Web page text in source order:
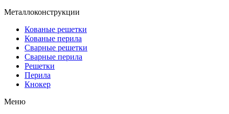
Металлоконструкции
Кованые решетки
Кованые перила
Сварные решетки
Сварные перила
Решетки
Перила
Кнокер
Меню